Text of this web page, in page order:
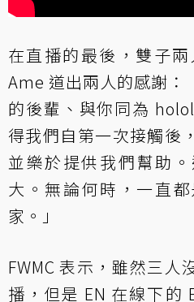
在直播的最後，雙子
Ame 道出兩人的感謝：
的後輩、與你同為
得我們自第一次接觸後
並樂於提供我們幫助
大。無論何時，一直
家。」
FWMC 表示，雖然三人
播，但是 EN 在線下的